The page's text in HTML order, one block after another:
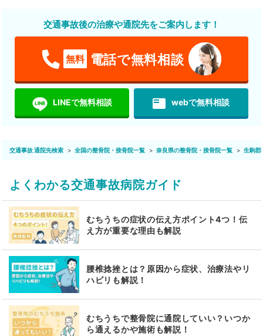
交通事故後の治療や通院先をご案内します！
無料 電話で無料相談
LINEで無料相談 featured_play_list webで無料相談
交通事故 通院先検索 全国の整骨院・接骨院一覧 奈良県の整骨院・接骨院一覧 生駒郡
よくわかる交通事故病院ガイド
むちうちの症状の伝え方ポイント4つ！伝
え方が重要な理由も解説
腰椎捻挫とは？原因から症状、治療法やリ
ハビリも解説！
むちうちで整骨院に通院していい？いつか
ら通えるかや施術も解説！